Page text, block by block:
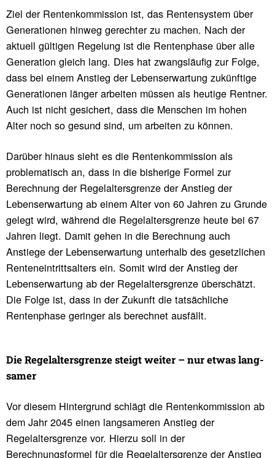
Ziel der Rentenkommission ist, das Rentensystem über
Generationen hinweg gerechter zu machen. Nach der
aktuell gültigen Regelung ist die Rentenphase über alle
Generation gleich lang. Dies hat zwangsläufig zur Folge,
dass bei einem Anstieg der Lebenserwartung zukünftige
Generationen länger arbeiten müssen als heutige Rentner.
Auch ist nicht gesichert, dass die Menschen im hohen
Alter noch so gesund sind, um arbeiten zu können.
Darüber hinaus sieht es die Rentenkommission als
problematisch an, dass in die bisherige Formel zur
Berechnung der Regelaltersgrenze der Anstieg der
Lebenserwartung ab einem Alter von 60 Jahren zu Grunde
gelegt wird, während die Regelaltersgrenze heute bei 67
Jahren liegt. Damit gehen in die Berechnung auch
Anstiege der Lebenserwartung unterhalb des gesetzlichen
Renteneintrittsalters ein. Somit wird der Anstieg der
Lebenserwartung ab der Regelaltersgrenze überschätzt.
Die Folge ist, dass in der Zukunft die tatsächliche
Rentenphase geringer als berechnet ausfällt.
Die Regel­al­ters­grenze steigt weiter – nur etwas lang­
samer
Vor diesem Hintergrund schlägt die Rentenkommission ab
dem Jahr 2045 einen langsameren Anstieg der
Regelaltersgrenze vor. Hierzu soll in der
Berechnungsformel für die Regelaltersgrenze der Anstieg